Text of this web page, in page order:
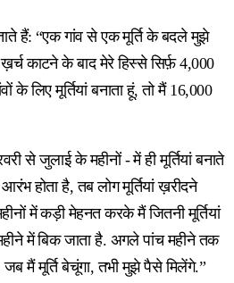
हैं: “एक गांव से एक मूर्ति के बदले मुझे
काटने के बाद मेरे हिस्से सिर्फ़ 4,000
के लिए मूर्तियां बनाता हूं, तो मैं 16,000
से जुलाई के महीनों - में ही मूर्तियां बनाते
होता है, तब लोग मूर्तियां ख़रीदने
में कड़ी मेहनत करके मैं जितनी मूर्तियां
में बिक जाता है. अगले पांच महीने तक
मैं मूर्ति बेचूंगा, तभी मुझे पैसे मिलेंगे.”